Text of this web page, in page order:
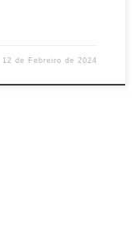
12 de Febreiro de 2024